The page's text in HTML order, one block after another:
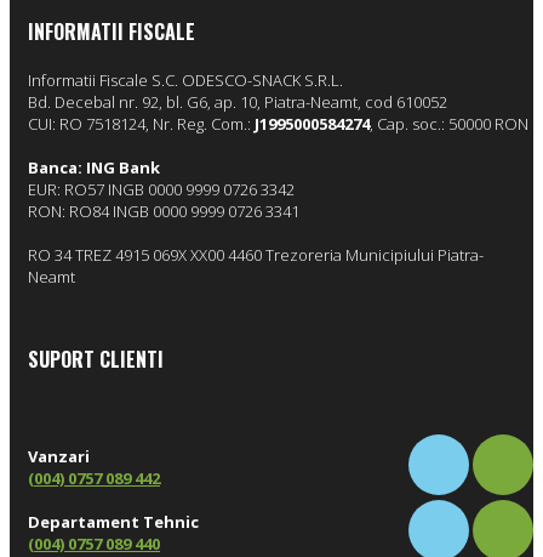
INFORMATII FISCALE
Informatii Fiscale S.C. ODESCO-SNACK S.R.L.
Bd. Decebal nr. 92, bl. G6, ap. 10, Piatra-Neamt, cod 610052
CUI: RO 7518124, Nr. Reg. Com.: J1995000584274, Cap. soc.: 50000 RON
Banca: ING Bank
EUR: RO57 INGB 0000 9999 0726 3342
RON: RO84 INGB 0000 9999 0726 3341
RO 34 TREZ 4915 069X XX00 4460 Trezoreria Municipiului Piatra-
Neamt
SUPORT CLIENTI
Vanzari
(004) 0757 089 442
Departament Tehnic
(004) 0757 089 440